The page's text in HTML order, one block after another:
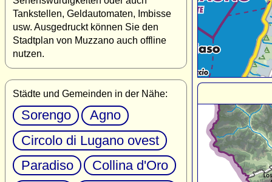
Tankstellen, Geldautomaten, Imbisse
usw. Ausgedruckt können Sie den
Stadtplan von Muzzano auch offline
nutzen.
Städte und Gemeinden in der Nähe:
Sorengo
Agno
Circolo di Lugano ovest
Paradiso
Collina d'Oro